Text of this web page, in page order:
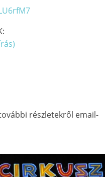
részletekről email-